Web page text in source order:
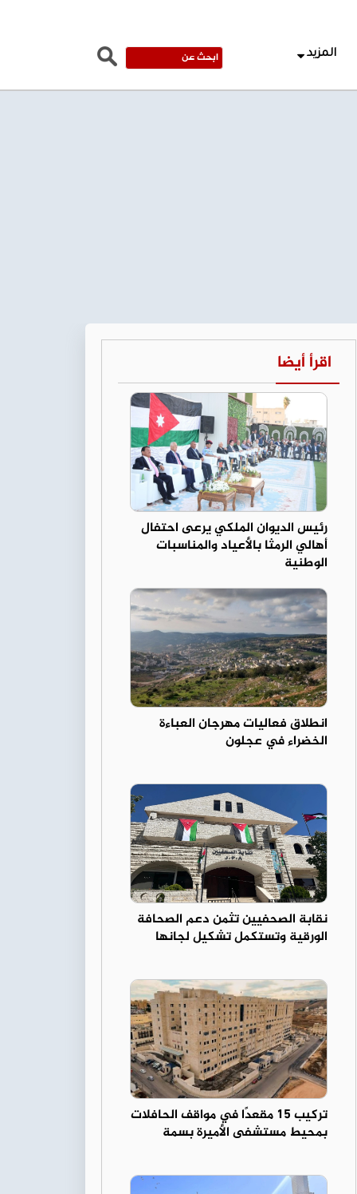
المزيد
اقرأ أيضا
رئيس الديوان الملكي يرعى احتفال
أهالي الرمثا بالأعياد والمناسبات
الوطنية
انطلاق فعاليات مهرجان العباءة
الخضراء في عجلون
نقابة الصحفيين تثمن دعم الصحافة
الورقية وتستكمل تشكيل لجانها
تركيب 15 مقعدًا في مواقف الحافلات
بمحيط مستشفى الأميرة بسمة